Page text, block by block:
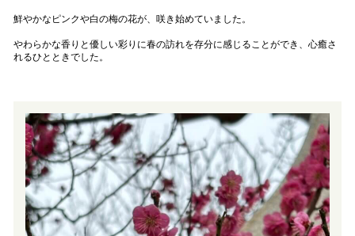
鮮やかなピンクや白の梅の花が、咲き始めていました。
やわらかな香りと優しい彩りに春の訪れを存分に感じることができ、心癒さ
れるひとときでした。